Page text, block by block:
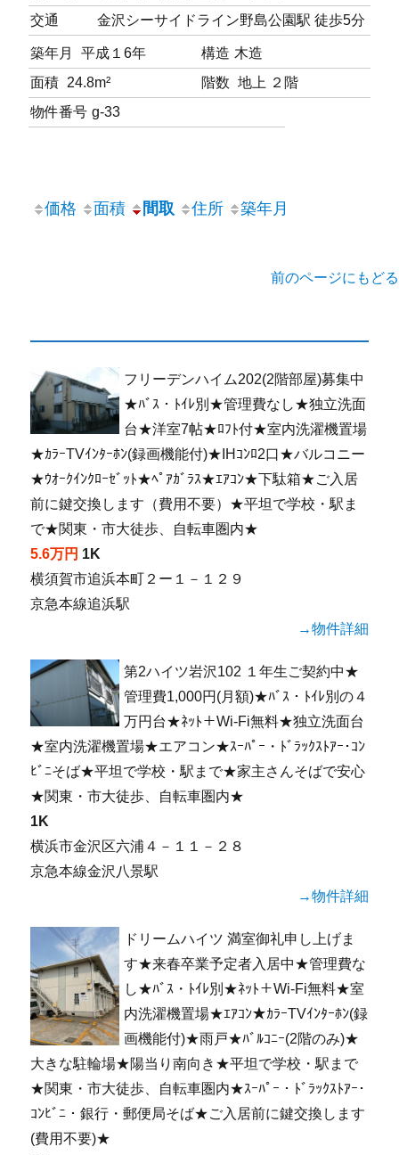
交通
金沢シーサイドライン野島公園駅 徒歩5分
築年月 平成１6年 構造 木造
面積 24.8m² 階数 地上 ２階
物件番号 g-33
価格 面積 間取 住所 築年月
前のページにもどる
フリーデンハイム202(2階部屋)募集中
★ﾊﾞｽ・ﾄｲﾚ別★管理費なし★独立洗面
台★洋室7帖★ﾛﾌﾄ付★室内洗濯機置場
★ｶﾗｰTVｲﾝﾀｰﾎﾝ(録画機能付)★IHｺﾝﾛ2口★バルコニー
★ｳｵｰｸｲﾝｸﾛｰｾﾞｯﾄ★ﾍﾟｱｶﾞﾗｽ★ｴｱｺﾝ★下駄箱★ご入居
前に鍵交換します（費用不要）★平坦で学校・駅ま
で★関東・市大徒歩、自転車圏内★
5.6万円 1K
横須賀市追浜本町２ー１－１２９
京急本線追浜駅
→物件詳細
第2ハイツ岩沢102 １年生ご契約中★
管理費1,000円(月額)★ﾊﾞｽ・ﾄｲﾚ別の４
万円台★ﾈｯﾄ＋Wi-Fi無料★独立洗面台
★室内洗濯機置場★エアコン★ｽｰﾊﾟｰ・ﾄﾞﾗｯｸｽﾄｱｰ･ｺﾝ
ﾋﾞﾆそば★平坦で学校・駅まで★家主さんそばで安心
★関東・市大徒歩、自転車圏内★
1K
横浜市金沢区六浦４－１１－２８
京急本線金沢八景駅
→物件詳細
ドリームハイツ 満室御礼申し上げま
す★来春卒業予定者入居中★管理費な
し★ﾊﾞｽ・ﾄｲﾚ別★ﾈｯﾄ＋Wi-Fi無料★室
内洗濯機置場★ｴｱｺﾝ★ｶﾗｰTVｲﾝﾀｰﾎﾝ(録
画機能付)★雨戸★ﾊﾞﾙｺﾆｰ(2階のみ)★
大きな駐輪場★陽当り南向き★平坦で学校・駅まで
★関東・市大徒歩、自転車圏内★ｽｰﾊﾟｰ・ﾄﾞﾗｯｸｽﾄｱｰ･
ｺﾝﾋﾞﾆ・銀行・郵便局そば★ご入居前に鍵交換します
(費用不要)★